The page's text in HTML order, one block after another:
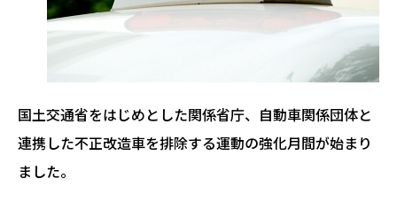
国土交通省をはじめとした関係省庁、自動車関係団体と
連携した不正改造車を排除する運動の強化月間が始まり
ました。